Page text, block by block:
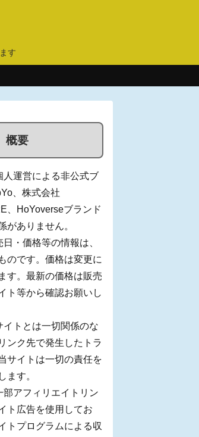
す
概要
人運営による非公式ブ
、株式会社
、HoYoverseブランド
がありません。
・価格等の情報は、
のです。価格は変更に
す。最新の価格は販売
ト等から確認お願いし
イトとは一切関係のな
ンク先で発生したトラ
サイトは一切の責任を
ます。
部アフィリエイトリン
ト広告を使用してお
トプログラムによる収